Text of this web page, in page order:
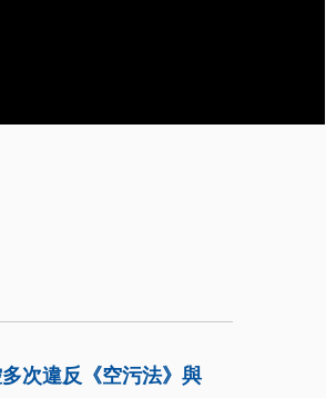
次違反《空污法》與